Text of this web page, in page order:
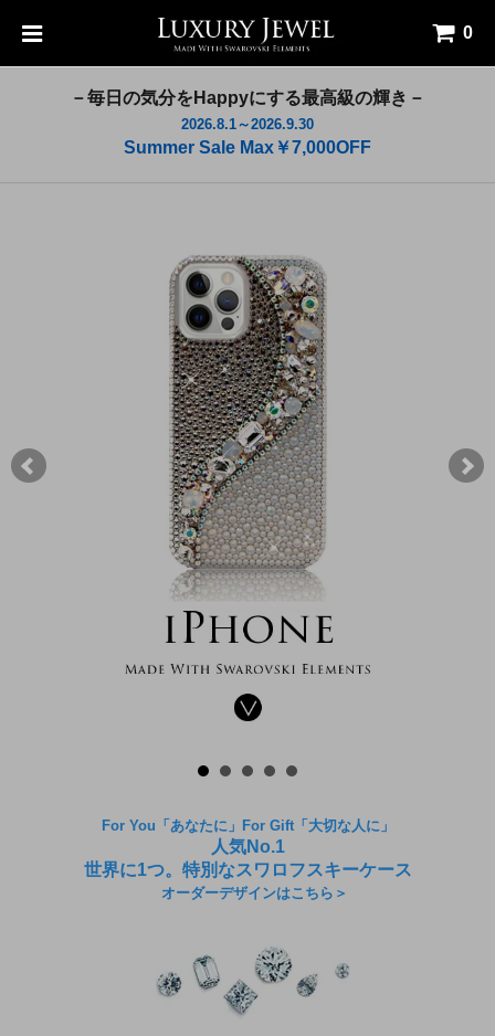
0
－毎日の気分をHappyにする最高級の輝き－
2026.8.1～2026.9.30
Summer Sale Max￥7,000OFF
For You「あなたに」For Gift「大切な人に」
人気No.1
世界に1つ。特別なスワロフスキーケース
オーダーデザインはこちら＞